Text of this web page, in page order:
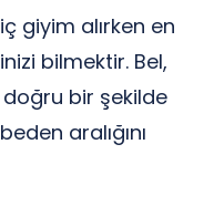
giyim alırken en
bilmektir. Bel,
bir şekilde
aralığını